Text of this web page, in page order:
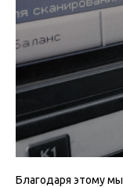
Благодаря этому